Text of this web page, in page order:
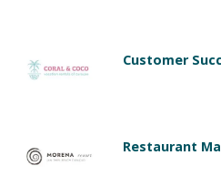
Customer
Restaurant